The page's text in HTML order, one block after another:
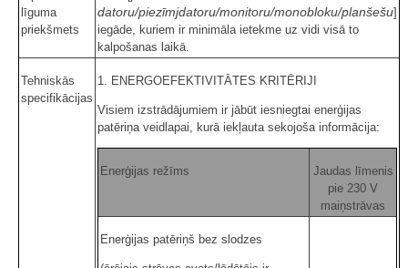
līguma
priekšmets
datoru/piezīmjdatoru/monitoru/monobloku/planšešu]
iegāde, kuriem ir minimāla ietekme uz vidi visā to
kalpošanas laikā.
Tehniskās
specifikācijas
1. ENERGOEFEKTIVITĀTES KRITĒRIJI
Visiem izstrādājumiem ir jābūt iesniegtai enerģijas
patēriņa veidlapai, kurā iekļauta sekojoša informācija:
Enerģijas režīms
Jaudas līmenis
pie 230 V
maiņstrāvas
Enerģijas patēriņš bez slodzes